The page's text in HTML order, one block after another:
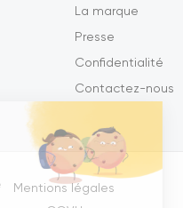
le contenu de
de vous
La marque
Presse
Confidentialité
Contactez-nous
Mentions légales